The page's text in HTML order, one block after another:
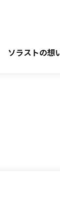
ソラストの想